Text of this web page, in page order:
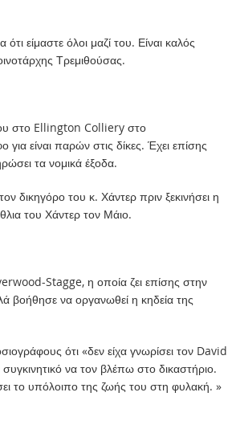
είμαστε όλοι μαζί του. Είναι καλός
Τρεμιθούσας.
στο Ellington Colliery στο
είναι παρών στις δίκες. Έχει επίσης
τα νομικά έξοδα.
δικηγόρο του κ. Χάντερ πριν ξεκινήσει η
του Χάντερ τον Μάιο.
Stagge, η οποία ζει επίσης στην
βοήθησε να οργανωθεί η κηδεία της
ότι «δεν είχα γνωρίσει τον David
να τον βλέπω στο δικαστήριο.
το υπόλοιπο της ζωής του στη φυλακή. »